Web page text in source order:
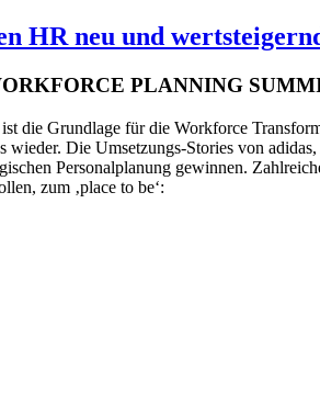
HR neu und
PLANNING
die Grundlage für die Workforce
Die Umsetzungs-Stories von
Personalplanung gewinnen.
zum ‚place to be‘: